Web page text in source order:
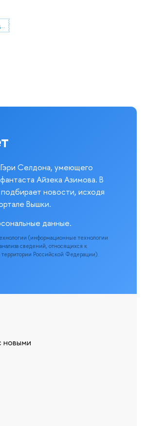
промышленные организации
Гэри Селдона, умеющего
Айзека Азимова. В
новости, исходя
Вышки.
данные.
(информационные технологии
сведений, относящихся к
Российской Федерации).
новыми